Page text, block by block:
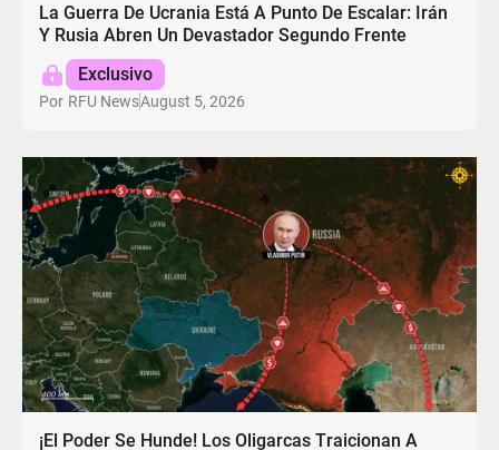
La Guerra De Ucrania Está A Punto De Escalar: Irán
Y Rusia Abren Un Devastador Segundo Frente
Exclusivo
Por RFU NewsAugust 5, 2026
¡El Poder Se Hunde! Los Oligarcas Traicionan A